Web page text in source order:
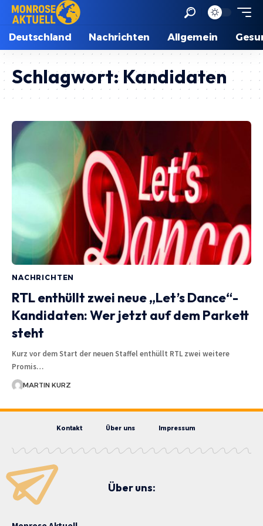
Deutschland Nachrichten Allgemein
Schlagwort: Kandidaten
NACHRICHTEN
RTL enthüllt zwei neue „Let’s Dance“-
Kandidaten: Wer jetzt auf dem Parkett
steht
Kurz vor dem Start der neuen Staffel enthüllt RTL zwei weitere
Promis…
MARTIN KURZ
Kontakt Über uns Impressum
Über uns: